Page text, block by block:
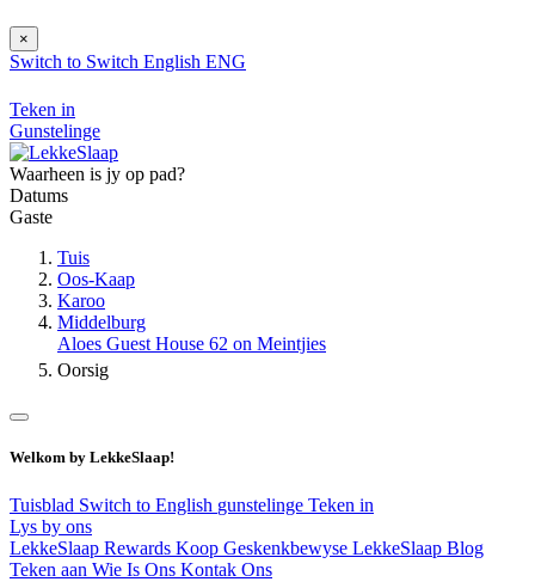
×
Switch to Switch English ENG
Teken in
Gunstelinge
Waarheen is jy op pad?
Datums
Gaste
Tuis
Oos-Kaap
Karoo
Middelburg
Aloes Guest House 62 on Meintjies
Oorsig
Welkom by LekkeSlaap!
Tuisblad Switch to English gunstelinge Teken in
Lys by ons
LekkeSlaap Rewards Koop Geskenkbewyse LekkeSlaap Blog
Teken aan Wie Is Ons Kontak Ons